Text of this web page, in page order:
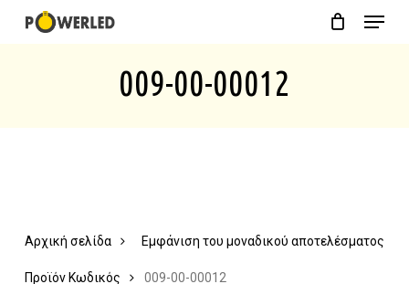
Menu
009-00-00012
Εμφάνιση του μοναδικού αποτελέσματος
Αρχική σελίδα
Προϊόν Κωδικός 009-00-00012